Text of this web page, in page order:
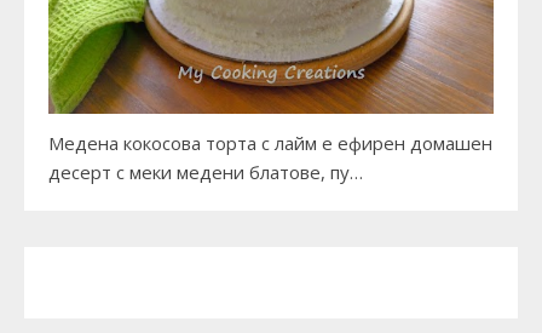
Медена кокосова торта с лайм е ефирен домашен
десерт с меки медени блатове, пу…